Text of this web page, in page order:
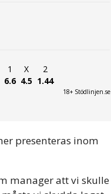
1
6.6
X
4.5
2
1.44
18+ Stödlinjen.se
presenteras inom
manager att vi skulle